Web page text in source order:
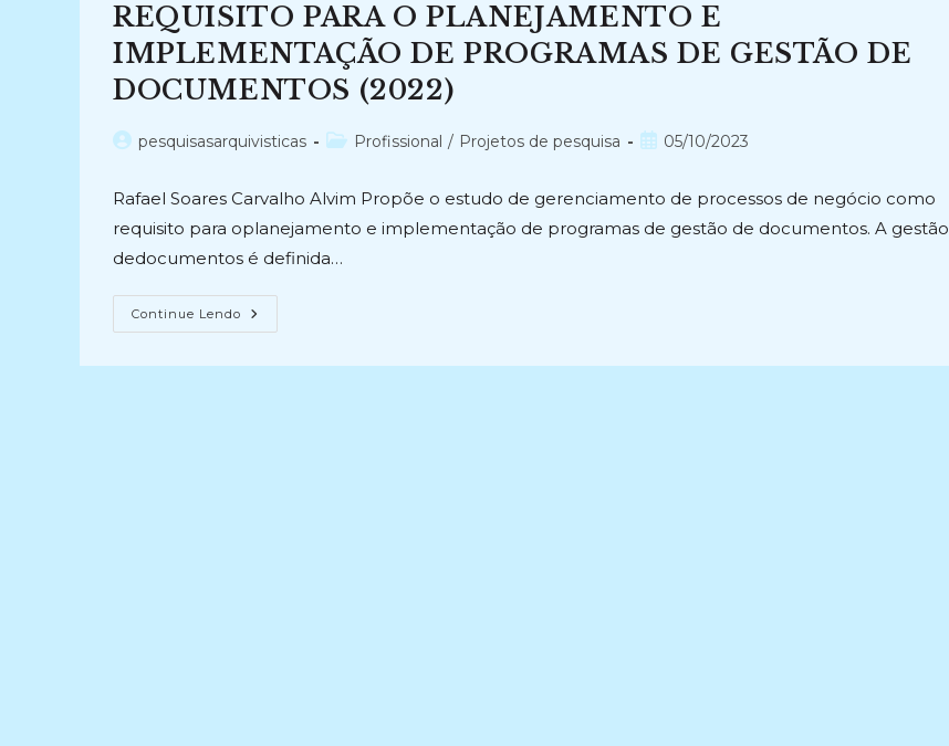
REQUISITO PARA O PLANEJAMENTO E
IMPLEMENTAÇÃO DE PROGRAMAS DE GESTÃO DE
DOCUMENTOS (2022)
Autorpesquisasarquivisticas
Categoria
Profissional / Projetos de pesquisa
Post05/10/2023
Rafael Soares Carvalho Alvim Propõe o estudo de gerenciamento de processos de negócio como
requisito para oplanejamento e implementação de programas de gestão de documentos. A gestão
dedocumentos é definida…
Continue Lendo GERENCIAMENTO
DE